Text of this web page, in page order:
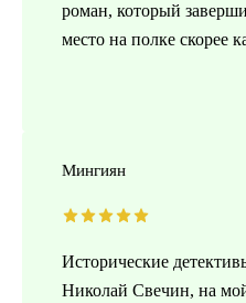
роман, который
место на полке скорее
Мингиян
Исторические
Николай Свечин, на